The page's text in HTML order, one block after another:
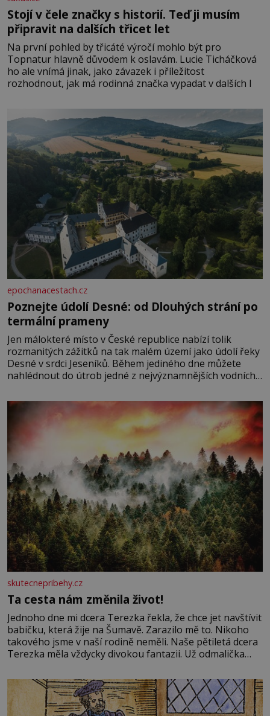
Stojí v čele značky s historií. Teď ji musím
připravit na dalších třicet let
Na první pohled by třicáté výročí mohlo být pro
Topnatur hlavně důvodem k oslavám. Lucie Ticháčková
ho ale vnímá jinak, jako závazek i příležitost
rozhodnout, jak má rodinná značka vypadat v dalších l
epochanacestach.cz
Poznejte údolí Desné: od Dlouhých strání po
termální prameny
Jen málokteré místo v České republice nabízí tolik
rozmanitých zážitků na tak malém území jako údolí řeky
Desné v srdci Jeseníků. Během jediného dne můžete
nahlédnout do útrob jedné z nejvýznamnějších vodních
se na koloběžce a den zakončit poznáváním památek ve
Velkých Losinách nebo v termálním
skutecnepribehy.cz
Ta cesta nám změnila život!
Jednoho dne mi dcera Terezka řekla, že chce jet navštívit
babičku, která žije na Šumavě. Zarazilo mě to. Nikoho
takového jsme v naší rodině neměli. Naše pětiletá dcera
Terezka měla vždycky divokou fantazii. Už odmalička
zdálo o jednorožcích, krásných princeznách, statečných
rytířích a létajících dracích.